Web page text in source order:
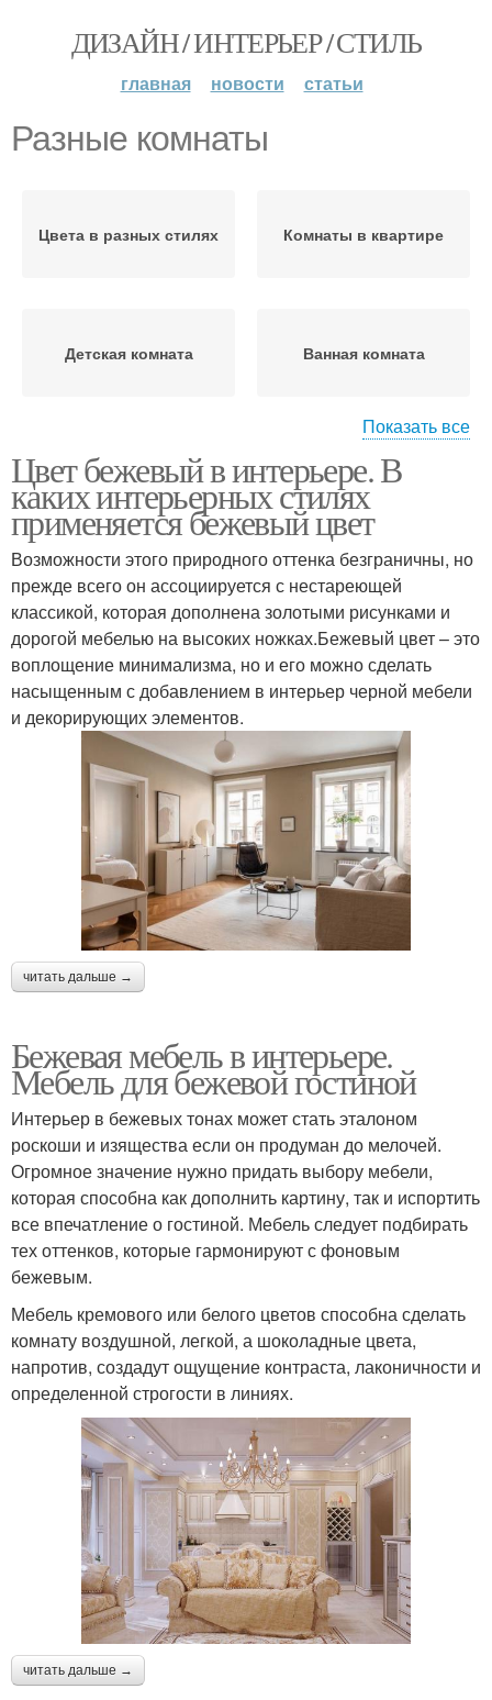
ДИЗАЙН / ИНТЕРЬЕР / СТИЛЬ
главная новости статьи
Разные комнаты
Цвета в разных стилях Комнаты в квартире
Детская комната Ванная комната
Комнаты с белой
Показать все
Цвет бежевый в интерьере. В
каких интерьерных стилях
применяется бежевый цвет
Возможности этого природного оттенка безграничны, но
прежде всего он ассоциируется с нестареющей
классикой, которая дополнена золотыми рисунками и
дорогой мебелью на высоких ножках.Бежевый цвет – это
воплощение минимализма, но и его можно сделать
насыщенным с добавлением в интерьер черной мебели
и декорирующих элементов.
читать дальше →
Бежевая мебель в интерьере.
Мебель для бежевой гостиной
Интерьер в бежевых тонах может стать эталоном
роскоши и изящества если он продуман до мелочей.
Огромное значение нужно придать выбору мебели,
которая способна как дополнить картину, так и испортить
все впечатление о гостиной. Мебель следует подбирать
тех оттенков, которые гармонируют с фоновым
бежевым.
Мебель кремового или белого цветов способна сделать
комнату воздушной, легкой, а шоколадные цвета,
напротив, создадут ощущение контраста, лаконичности и
определенной строгости в линиях.
читать дальше →